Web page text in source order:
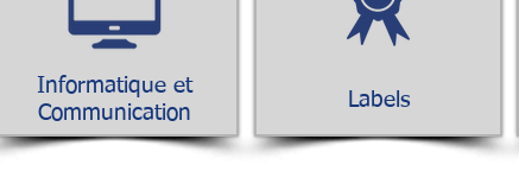
Informatique et
Communication
Labels